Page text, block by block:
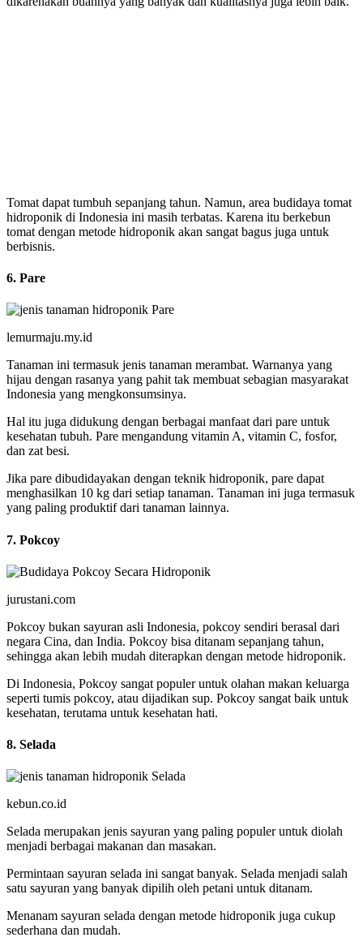
Tomat dapat tumbuh sepanjang tahun. Namun, area budidaya tomat
hidroponik di Indonesia ini masih terbatas. Karena itu berkebun
tomat dengan metode hidroponik akan sangat bagus juga untuk
berbisnis.
6. Pare
lemurmaju.my.id
Tanaman ini termasuk jenis tanaman merambat. Warnanya yang
hijau dengan rasanya yang pahit tak membuat sebagian masyarakat
Indonesia yang mengkonsumsinya.
Hal itu juga didukung dengan berbagai manfaat dari pare untuk
kesehatan tubuh. Pare mengandung vitamin A, vitamin C, fosfor,
dan zat besi.
Jika pare dibudidayakan dengan teknik hidroponik, pare dapat
menghasilkan 10 kg dari setiap tanaman. Tanaman ini juga termasuk
yang paling produktif dari tanaman lainnya.
7. Pokcoy
jurustani.com
Pokcoy bukan sayuran asli Indonesia, pokcoy sendiri berasal dari
negara Cina, dan India. Pokcoy bisa ditanam sepanjang tahun,
sehingga akan lebih mudah diterapkan dengan metode hidroponik.
Di Indonesia, Pokcoy sangat populer untuk olahan makan keluarga
seperti tumis pokcoy, atau dijadikan sup. Pokcoy sangat baik untuk
kesehatan, terutama untuk kesehatan hati.
8. Selada
kebun.co.id
Selada merupakan jenis sayuran yang paling populer untuk diolah
menjadi berbagai makanan dan masakan.
Permintaan sayuran selada ini sangat banyak. Selada menjadi salah
satu sayuran yang banyak dipilih oleh petani untuk ditanam.
Menanam sayuran selada dengan metode hidroponik juga cukup
sederhana dan mudah.